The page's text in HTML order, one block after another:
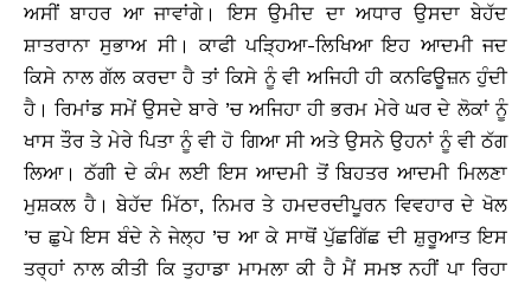
ਅਸੀਂ ਬਾਹਰ ਆ ਜਾਵਾਂਗੇ। ਇਸ ਉਮੀਦ ਦਾ ਅਧਾਰ ਉਸਦਾ ਬੇਹੱਦ
ਸ਼ਾਤਰਾਨਾ ਸੁਭਾਅ ਸੀ। ਕਾਫੀ ਪੜ੍ਹਿਆ-ਲਿਖਿਆ ਇਹ ਆਦਮੀ ਜਦ
ਕਿਸੇ ਨਾਲ ਗੱਲ ਕਰਦਾ ਹੈ ਤਾਂ ਕਿਸੇ ਨੂੰ ਵੀ ਅਜਿਹੀ ਹੀ ਕਨਫਿਊਜ਼ਨ ਹੁੰਦੀ
ਹੈ। ਰਿਮਾਂਡ ਸਮੇਂ ਉਸਦੇ ਬਾਰੇ ’ਚ ਅਜਿਹਾ ਹੀ ਭਰਮ ਮੇਰੇ ਘਰ ਦੇ ਲੋਕਾਂ ਨੂੰ
ਖਾਸ ਤੌਰ ਤੇ ਮੇਰੇ ਪਿਤਾ ਨੂੰ ਵੀ ਹੋ ਗਿਆ ਸੀ ਅਤੇ ਉਸਨੇ ਉਹਨਾਂ ਨੂੰ ਵੀ ਠੱਗ
ਲਿਆ। ਠੱਗੀ ਦੇ ਕੰਮ ਲਈ ਇਸ ਆਦਮੀ ਤੋਂ ਬਿਹਤਰ ਆਦਮੀ ਮਿਲਣਾ
ਮੁਸ਼ਕਲ ਹੈ। ਬੇਹੱਦ ਮਿੱਠਾ, ਨਿਮਰ ਤੇ ਹਮਦਰਦੀਪੂਰਨ ਵਿਵਹਾਰ ਦੇ ਖੋਲ
’ਚ ਛੁਪੇ ਇਸ ਬੰਦੇ ਨੇ ਜੇਲ੍ਹ ’ਚ ਆ ਕੇ ਸਾਥੋਂ ਪੁੱਛਗਿੱਛ ਦੀ ਸ਼ੁਰੂਆਤ ਇਸ
ਤਰ੍ਹਾਂ ਨਾਲ ਕੀਤੀ ਕਿ ਤੁਹਾਡਾ ਮਾਮਲਾ ਕੀ ਹੈ ਮੈਂ ਸਮਝ ਨਹੀਂ ਪਾ ਰਿਹਾ